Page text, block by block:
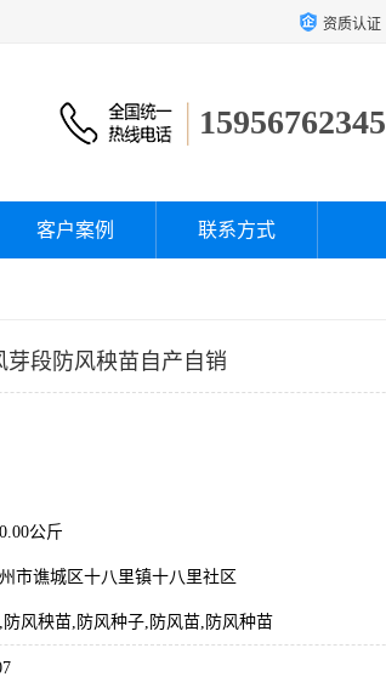
资质认证
15956762345
客户案例 联系方式
芽段防风秧苗自产自销
公斤
市谯城区十八里镇十八里社区
防风秧苗,防风种子,防风苗,防风种苗